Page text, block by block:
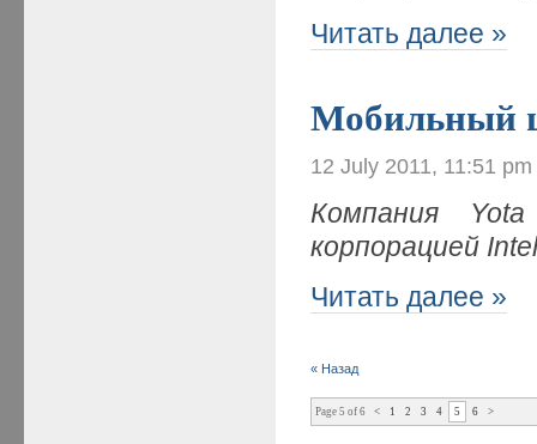
Читать далее »
Мобильный
12 July 2011, 11:51 pm
Компания
корпорацией
Читать далее »
« Назад
Page 5 of 6 < 1 2 3 4 5 6 >